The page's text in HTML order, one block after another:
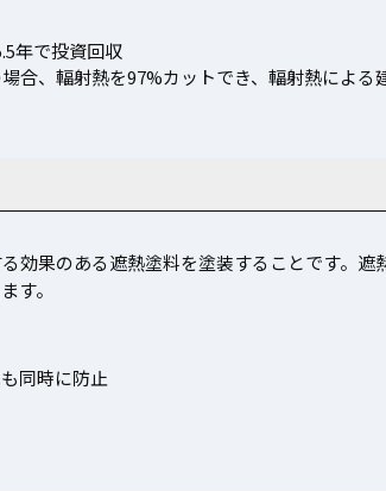
年で投資回収
合、輻射熱を97%カットでき、輻射熱による
効果のある遮熱塗料を塗装することです。
す。
同時に防止